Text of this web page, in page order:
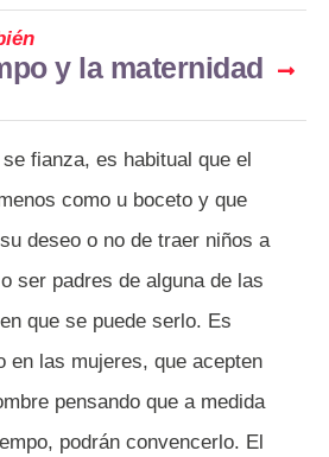
y la maternidad
fianza, es habitual que el
como u boceto y que
deseo o no de traer niños a
ser padres de alguna de las
que se puede serlo. Es
en las mujeres, que acepten
pensando que a medida
podrán convencerlo. El